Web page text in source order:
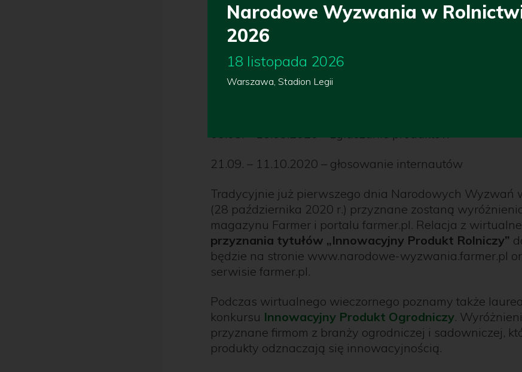
Materiał hodowlany
Ważne terminy
03.08. – 15.09.2020 – zgłaszanie produktów
21.09. – 11.10.2020 – głosowanie internautów
Tradycyjnie już pierwszego dnia Narodowych Wyzwań
(28 października 2020 r.) przyznane zostaną
magazynu Farmer i portalu farmer.pl. Relacja z
przyznania tytułów „Innowacyjny Produkt Rolniczy”
będzie na stronie www.narodowe-wyzwania.farmer.pl
serwisie farmer.pl.
Podczas wirtualnego wieczornego poznamy także
konkursu Innowacyjny Produkt Ogrodniczy.
przyznane firmom z branży ogrodniczej i sadowniczej,
produkty odznaczają się innowacyjnością.
Narodowe Wyzwania w
2026
18 listopada 2026
Warszawa, Stadion Legii